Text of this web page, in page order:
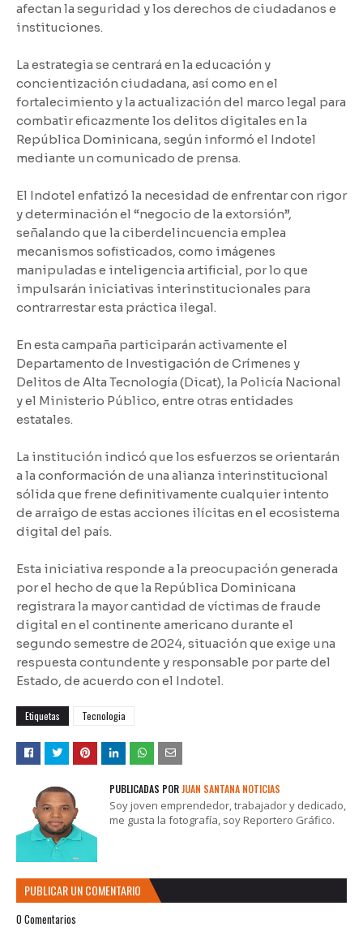
afectan la seguridad y los derechos de ciudadanos e
instituciones.
La estrategia se centrará en la educación y
concientización ciudadana, así como en el
fortalecimiento y la actualización del marco legal para
combatir eficazmente los delitos digitales en la
República Dominicana, según informó el Indotel
mediante un comunicado de prensa.
El Indotel enfatizó la necesidad de enfrentar con rigor
y determinación el “negocio de la extorsión”,
señalando que la ciberdelincuencia emplea
mecanismos sofisticados, como imágenes
manipuladas e inteligencia artificial, por lo que
impulsarán iniciativas interinstitucionales para
contrarrestar esta práctica ilegal.
En esta campaña participarán activamente el
Departamento de Investigación de Crímenes y
Delitos de Alta Tecnología (Dicat), la Policía Nacional
y el Ministerio Público, entre otras entidades
estatales.
La institución indicó que los esfuerzos se orientarán
a la conformación de una alianza interinstitucional
sólida que frene definitivamente cualquier intento
de arraigo de estas acciones ilícitas en el ecosistema
digital del país.
Esta iniciativa responde a la preocupación generada
por el hecho de que la República Dominicana
registrara la mayor cantidad de víctimas de fraude
digital en el continente americano durante el
segundo semestre de 2024, situación que exige una
respuesta contundente y responsable por parte del
Estado, de acuerdo con el Indotel.
Etiquetas Tecnologia
PUBLICADAS PORJUAN SANTANA NOTICIAS
Soy joven emprendedor, trabajador y dedicado,
me gusta la fotografía, soy Reportero Gráfico.
PUBLICAR UN COMENTARIO
0 Comentarios